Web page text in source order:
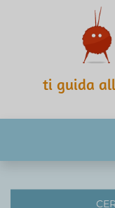
ti guida